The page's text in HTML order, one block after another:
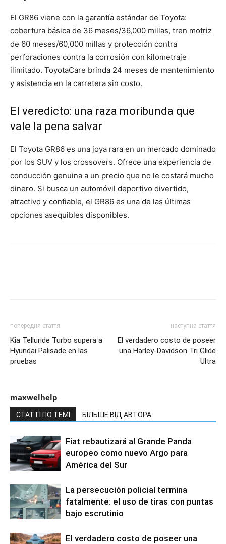
El GR86 viene con la garantía estándar de Toyota:
cobertura básica de 36 meses/36,000 millas, tren motriz
de 60 meses/60,000 millas y protección contra
perforaciones contra la corrosión con kilometraje
ilimitado. ToyotaCare brinda 24 meses de mantenimiento
y asistencia en la carretera sin costo.
El veredicto: una raza moribunda que
vale la pena salvar
El Toyota GR86 es una joya rara en un mercado dominado
por los SUV y los crossovers. Ofrece una experiencia de
conducción genuina a un precio que no le costará mucho
dinero. Si busca un automóvil deportivo divertido,
atractivo y confiable, el GR86 es una de las últimas
opciones asequibles disponibles.
попередня стаття
Kia Telluride Turbo supera a
Hyundai Palisade en las
pruebas
наступна стаття
El verdadero costo de poseer
una Harley-Davidson Tri Glide
Ultra
maxwelhelp
СТАТТІ ПО ТЕМІ БІЛЬШЕ ВІД АВТОРА
Fiat rebautizará al Grande Panda
europeo como nuevo Argo para
América del Sur
La persecución policial termina
fatalmente: el uso de tiras con puntas
bajo escrutinio
El verdadero costo de poseer una